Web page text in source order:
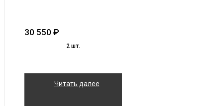
30 550 ₽
2 шт.
Читать далее